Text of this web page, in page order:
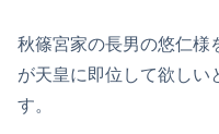
秋篠宮家の長男の悠仁様
が天皇に即位して欲しい
す。